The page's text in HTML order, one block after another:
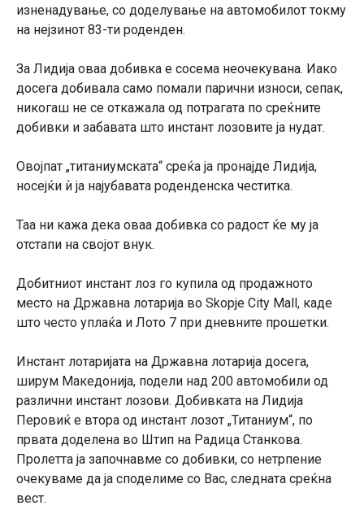
изненадување, со доделување на автомобилот токму
на нејзинот 83-ти роденден.
За Лидија оваа добивка е сосема неочекувана. Иако
досега добивала само помали парични износи, сепак,
никогаш не се откажала од потрагата по среќните
добивки и забавата што инстант лозовите ја нудат.
Овојпат „титаниумската“ среќа ја пронајде Лидија,
носејќи ѝ ја најубавата роденденска честитка.
Таа ни кажа дека оваа добивка со радост ќе му ја
отстапи на својот внук.
Добитниот инстант лоз го купила од продажното
место на Државна лотарија во Skopje City Mall, каде
што често уплаќа и Лото 7 при дневните прошетки.
Инстант лотаријата на Државна лотарија досега,
ширум Македонија, подели над 200 автомобили од
различни инстант лозови. Добивката на Лидија
Перовиќ е втора од инстант лозот „Титаниум“, по
првата доделена во Штип на Радица Станкова.
Пролетта ја започнавме со добивки, со нетрпение
очекуваме да ја споделиме со Вас, следната среќна
вест.